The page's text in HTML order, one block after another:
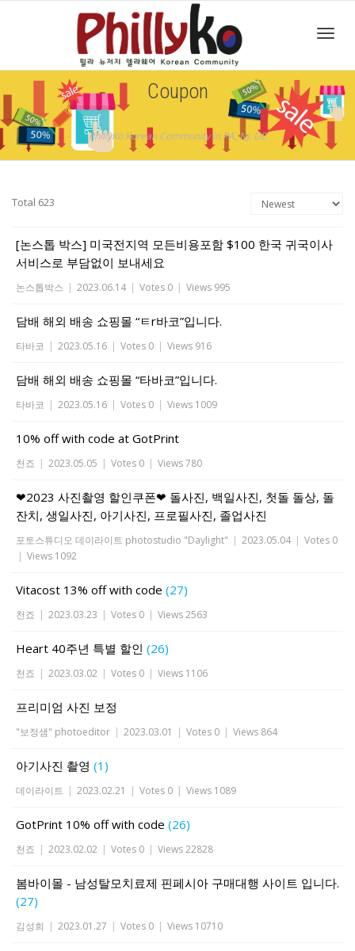
Coupon
PhillyKo Korean Community in PA, NJ, DE
Total 623
[논스톱 박스] 미국전지역 모든비용포함 $100 한국 귀국이사
서비스로 부담없이 보내세요
논스톱박스 | 2023.06.14 | Votes 0 | Views 995
담배 해외 배송 쇼핑몰 “ㅌr바코”입니다.
타바코 | 2023.05.16 | Votes 0 | Views 916
담배 해외 배송 쇼핑몰 “타바코”입니다.
타바코 | 2023.05.16 | Votes 0 | Views 1009
10% off with code at GotPrint
천죠 | 2023.05.05 | Votes 0 | Views 780
❤2023 사진촬영 할인쿠폰❤ 돌사진, 백일사진, 첫돌 돌상, 돌
잔치, 생일사진, 아기사진, 프로필사진, 졸업사진
포토스튜디오 데이라이트 photostudio "Daylight" | 2023.05.04 | Votes 0
| Views 1092
Vitacost 13% off with code (27)
천죠 | 2023.03.23 | Votes 0 | Views 2563
Heart 40주년 특별 할인 (26)
천죠 | 2023.03.02 | Votes 0 | Views 1106
프리미엄 사진 보정
"보정샘" photoeditor | 2023.03.01 | Votes 0 | Views 864
아기사진 촬영 (1)
데이라이트 | 2023.02.21 | Votes 0 | Views 1089
GotPrint 10% off with code (26)
천죠 | 2023.02.02 | Votes 0 | Views 22828
봄바이몰 - 남성탈모치료제 핀페시아 구매대행 사이트 입니다.
(27)
김성희 | 2023.01.27 | Votes 0 | Views 10710